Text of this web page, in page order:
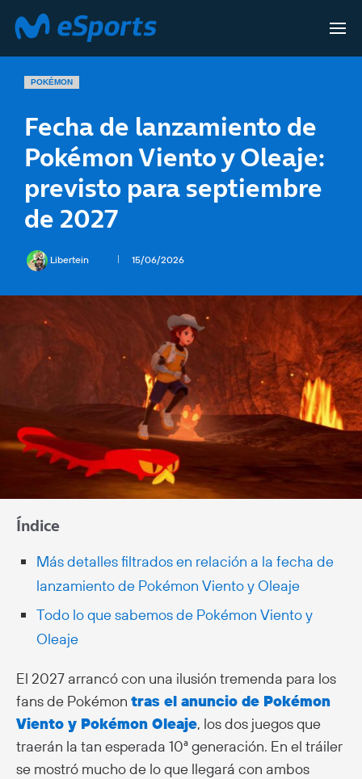
POKÉMON
Fecha de lanzamiento de
Pokémon Viento y Oleaje:
previsto para septiembre
de 2027
Libertein 15/06/2026
Índice
Más detalles filtrados en relación a la fecha de
lanzamiento de Pokémon Viento y Oleaje
Todo lo que sabemos de Pokémon Viento y
Oleaje
El 2027 arrancó con una ilusión tremenda para los
fans de Pokémon tras el anuncio de Pokémon
Viento y Pokémon Oleaje, los dos juegos que
traerán la tan esperada 10ª generación. En el tráiler
se mostró mucho de lo que llegará con ambos